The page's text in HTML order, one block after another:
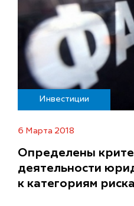
Инвестиции
6 Марта 2018
Определены
деятельности
к категориям риска